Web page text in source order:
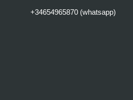
+34654965870 (whatsapp)